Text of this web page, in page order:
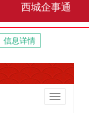
西城企事通
信息详情
切
换